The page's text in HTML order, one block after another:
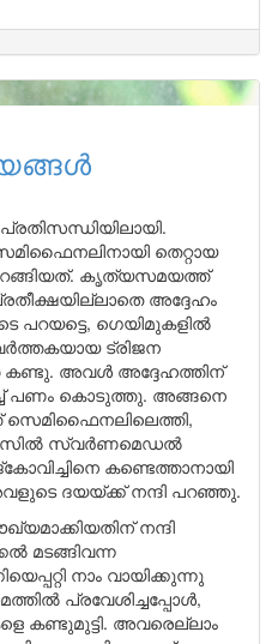
തെറ്റായ
കൃത്യസമയത്ത്
അദ്ദേഹം
പറയട്ടെ, ഗെയിമുകളിൽ
ട്രിജന
കണ്ടു. അവൾ അദ്ദേഹത്തിന്
പണം കൊടുത്തു. അങ്ങനെ
സ്വർണമെഡൽ
കണ്ടെത്താനായി
ദയയ്ക്ക് നന്ദി പറഞ്ഞു.
നന്ദി
മടങ്ങിവന്ന
നാം വായിക്കുന്നു
പ്രവേശിച്ചപ്പോൾ,
കണ്ടുമുട്ടി. അവരെല്ലാം